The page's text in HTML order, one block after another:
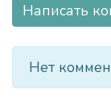
Написать
Нет